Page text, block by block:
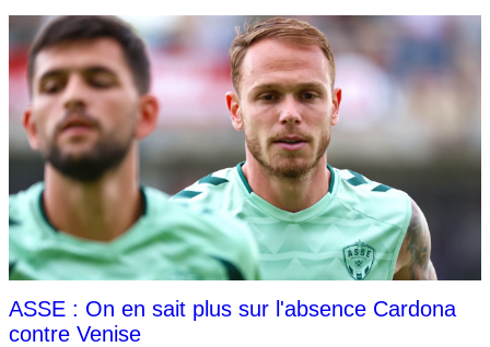
ASSE : On en sait plus sur l'absence Cardona
contre Venise